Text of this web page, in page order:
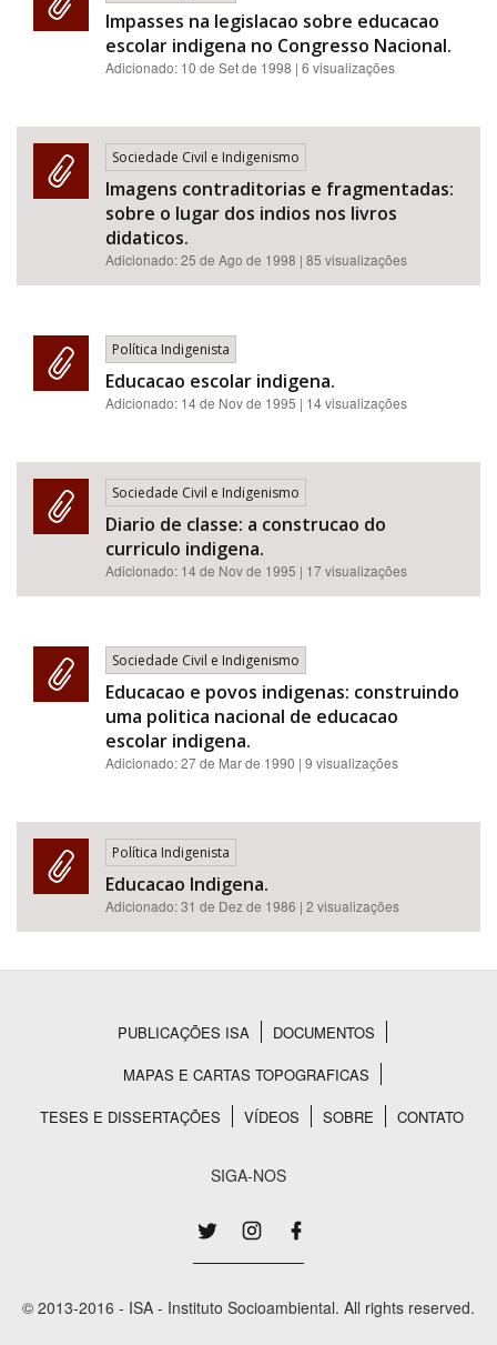
Impasses na legislacao sobre educacao
escolar indigena no Congresso Nacional.
Adicionado: 10 de Set de 1998 | 6 visualizações
Sociedade Civil e Indigenismo
Imagens contraditorias e fragmentadas:
sobre o lugar dos indios nos livros
didaticos.
Adicionado:25 de Ago de 1998 | 85 visualizações
Política Indigenista
Educacao escolar indigena.
Adicionado: 14 de Nov de 1995 | 14 visualizações
Sociedade Civil e Indigenismo
Diario de classe: a construcao do
curriculo indigena.
Adicionado: 14 de Nov de 1995 | 17 visualizações
Sociedade Civil e Indigenismo
Educacao e povos indigenas: construindo
uma politica nacional de educacao
escolar indigena.
Adicionado:27 de Mar de 1990 | 9 visualizações
Política Indigenista
Educacao Indigena.
Adicionado:31 de Dez de 1986 | 2 visualizações
Rodapé
PUBLICAÇÕES ISA
DOCUMENTOS
MAPAS E CARTAS TOPOGRAFICAS
TESES E DISSERTAÇÕES
VÍDEOS SOBRE CONTATO
SIGA-NOS
© 2013-2016 - ISA - Instituto Socioambiental. All rights reserved.